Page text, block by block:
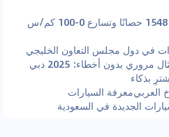
إطلاق Xiaomi SU7 Ultra بقوة 1548 حصانًا وتسارع 0-100 كم/س
في دول مجلس التعاون الخليجي
بدون أخطاء: 2025 دبي
بذكاء
العربيمعرفة السيارات
الجديدة في السعودية